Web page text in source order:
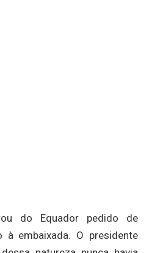
do Equador pedido de
à embaixada. O presidente